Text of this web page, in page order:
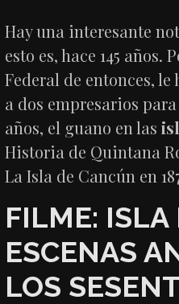
Hay una interesante
esto es, hace 145 años.
Federal de entonces,
a dos empresarios
años, el guano en las
Historia de Quintana
La Isla de Cancún en
FILME: ISLA
ESCENAS
LOS